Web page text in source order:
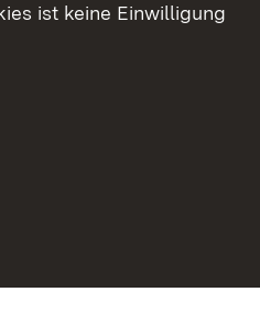
ist keine Einwilligung